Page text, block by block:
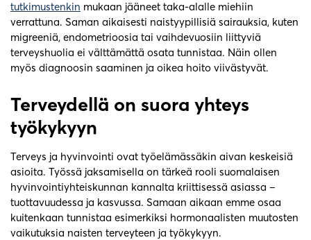
tutkimustenkin mukaan jääneet taka-alalle miehiin
verrattuna. Saman aikaisesti naistyypillisiä sairauksia, kuten
migreeniä, endometrioosia tai vaihdevuosiin liittyviä
terveyshuolia ei välttämättä osata tunnistaa. Näin ollen
myös diagnoosin saaminen ja oikea hoito viivästyvät.
Terveydellä on suora yhteys
työkykyyn
Terveys ja hyvinvointi ovat työelämässäkin aivan keskeisiä
asioita. Työssä jaksamisella on tärkeä rooli suomalaisen
hyvinvointiyhteiskunnan kannalta kriittisessä asiassa –
tuottavuudessa ja kasvussa. Samaan aikaan emme osaa
kuitenkaan tunnistaa esimerkiksi hormonaalisten muutosten
vaikutuksia naisten terveyteen ja työkykyyn.